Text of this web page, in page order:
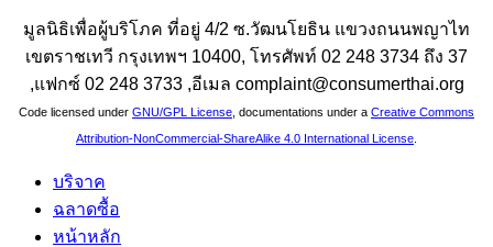
มูลนิธิเพื่อผู้บริโภค ที่อยู่ 4/2 ซ.วัฒนโยธิน แขวงถนนพญาไท
เขตราชเทวี กรุงเทพฯ 10400, โทรศัพท์ 02 248 3734 ถึง 37
,แฟกซ์ 02 248 3733 ,อีเมล complaint@consumerthai.org
Code licensed under GNU/GPL License , documentations under a Creative Commons
Attribution-NonCommercial-ShareAlike 4.0 International License
บริจาค
ฉลาดซื้อ
หน้าหลัก